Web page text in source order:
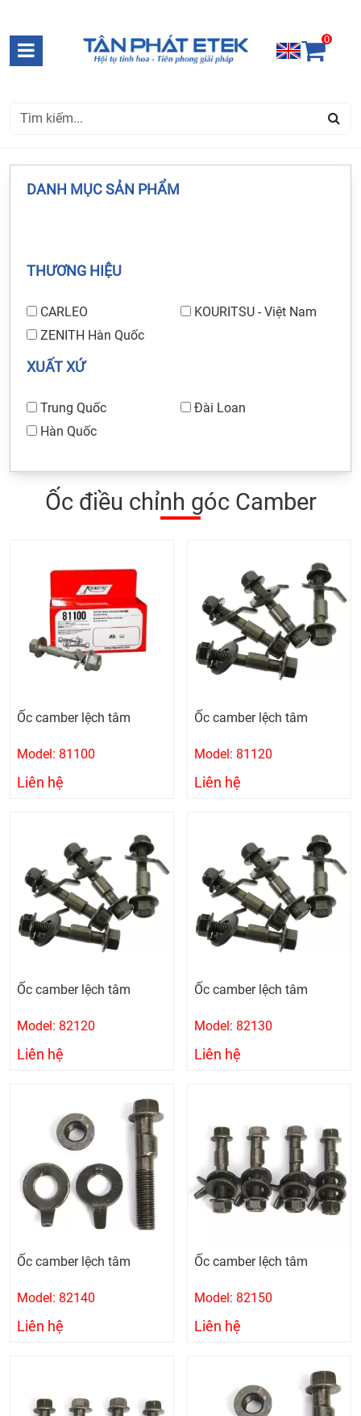
0
DANH MỤC SẢN PHẨM
THƯƠNG HIỆU
CARLEO
KOURITSU - Việt Nam
ZENITH Hàn Quốc
XUẤT XỨ
Trung Quốc
Đài Loan
Hàn Quốc
Ốc điều chỉnh góc Camber
Ốc camber lệch tâm
Model: 81100
Liên hệ
Ốc camber lệch tâm
Model: 81120
Liên hệ
Ốc camber lệch tâm
Model: 82120
Liên hệ
Ốc camber lệch tâm
Model: 82130
Liên hệ
Ốc camber lệch tâm
Model: 82140
Liên hệ
Ốc camber lệch tâm
Model: 82150
Liên hệ